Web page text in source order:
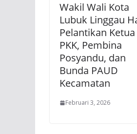
Wakil Wali Kota
Lubuk Linggau
Pelantikan Ketua
PKK, Pembina
Posyandu, dan
Bunda PAUD
Kecamatan
Februari 3, 2026